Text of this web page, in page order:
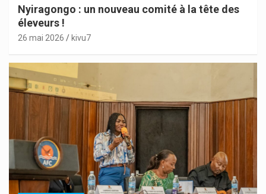
Nyiragongo : un nouveau comité à la tête des
éleveurs !
26 mai 2026 kivu7